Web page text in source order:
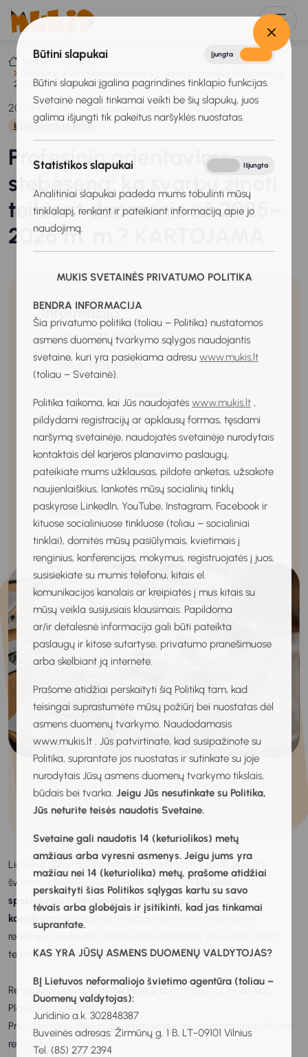
Būtini slapukai Įjungta
Būtini slapukai įgalina pagrindines tinklapio funkcijas.
Svetainė negali tinkamai veikti be šių slapukų, juos
galima išjungti tik pakeitus naršyklės nuostatas.
Statistikos slapukai Išjungta
Analitiniai slapukai padeda mums tobulinti mūsų
tinklalapį, renkant ir pateikiant informaciją apie jo
naudojimą.
MUKIS SVETAINĖS PRIVATUMO POLITIKA
BENDRA INFORMACIJA
Šia privatumo politika (toliau – Politika) nustatomos
asmens duomenų tvarkymo sąlygos naudojantis
svetaine, kuri yra pasiekiama adresu www.mukis.lt
(toliau – Svetainė).
Politika taikoma, kai Jūs naudojatės www.mukis.lt ,
pildydami registracijų ar apklausų formas, tęsdami
naršymą svetainėje, naudojatės svetainėje nurodytais
kontaktais dėl karjeros planavimo paslaugų,
pateikiate mums užklausas, pildote anketas, užsakote
naujienlaiškius, lankotės mūsų socialinių tinklų
paskyrose LinkedIn, YouTube, Instagram, Facebook ir
kituose socialiniuose tinkluose (toliau – socialiniai
tinklai), domitės mūsų pasiūlymais, kvietimais į
renginius, konferencijas, mokymus, registruojatės į juos,
susisiekiate su mumis telefonu, kitais el.
komunikacijos kanalais ar kreipiatės į mus kitais su
mūsų veikla susijusiais klausimais. Papildoma
ar/ir detalesnė informacija gali būti pateikta
paslaugų ir kitose sutartyse, privatumo pranešimuose
arba skelbiant ją internete.
Prašome atidžiai perskaityti šią Politiką tam, kad
teisingai suprastumėte mūsų požiūrį bei nuostatas dėl
asmens duomenų tvarkymo. Naudodamasis
www.mukis.lt . Jūs patvirtinate, kad susipažinote su
Politika, suprantate jos nuostatas ir sutinkate su joje
nurodytais Jūsų asmens duomenų tvarkymo tikslais,
būdais bei tvarka. Jeigu Jūs nesutinkate su Politika,
Jūs neturite teisės naudotis Svetaine.
Svetaine gali naudotis 14 (keturiolikos) metų
amžiaus arba vyresni asmenys. Jeigu jums yra
mažiau nei 14 (keturiolika) metų, prašome atidžiai
perskaityti šias Politikos sąlygas kartu su savo
tėvais arba globėjais ir įsitikinti, kad jas tinkamai
suprantate.
KAS YRA JŪSŲ ASMENS DUOMENŲ VALDYTOJAS?
BĮ Lietuvos neformaliojo švietimo agentūra (toliau –
Duomenų valdytojas):
Juridinio a.k. 302848387
Buveinės adresas: Žirmūnų g. 1 B, LT-09101 Vilnius
Tel. (85) 277 2394
Titulinis
Renginiai
2025–2026 m. m.? KARTOJAMA
2026-03-20 Atnaujinimo data: 2026-03-20
Informacinis renginys
Profesinio orientavimo
stebėsena: ką svarbu žinoti
teikiant duomenis už 2025–
2026 m. m.? KARTOJAMA
Informacija
Data:2026-06-02
Laikas: 14:30–16:00
Nuotolinis renginys: Taip
Kaina: Nemokamas
Liko vietų:
Registruotis
Lietuvos neformaliojo švietimo agentūra (LINEŠA) kviečia
švietimo įstaigose su mokiniais dirbančius
specialistus ir savivaldybių profesinio orientavimo
koordinatorius
renginyje „Profesinio orientavimo stebėsena: ką svarbu žinoti
teikiant duomenis už 2025–2026 m. m.?”. KARTOJAMA
Renginys vyks 2026 m. birželio 2 d. (antradienį),
Planuojama trukmė – 1,5 val.
Prisijungimo nuoroda užsiregistravusiems dalyviams bus išsiųsta
renginio dieną.